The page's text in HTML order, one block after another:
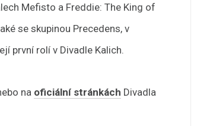
Mefisto a Freddie: The King of
se skupinou Precedens, v
první rolí v Divadle Kalich.
na oficiální stránkách Divadla